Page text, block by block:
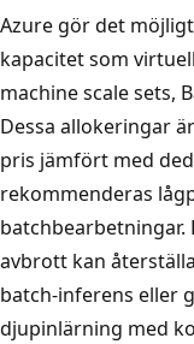
Azure gör det
kapacitet som
machine scale sets,
Dessa allokeringar
pris jämfört med
rekommenderas
batchbearbetningar.
avbrott kan
batch-inferens eller
djupinlärning med